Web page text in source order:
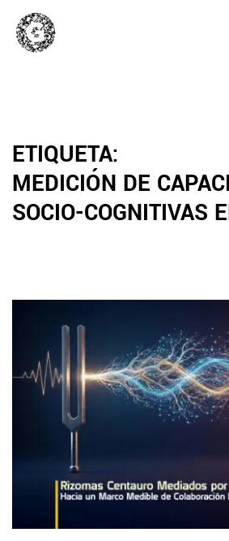
ETIQUETA:
MEDICIÓN DE
SOCIO-COGNITIVAS